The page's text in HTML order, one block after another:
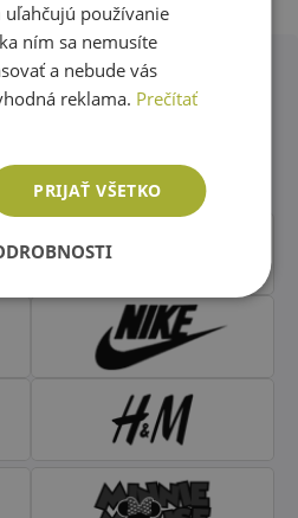
second hand
používanie
ním sa nemusíte
a nebude vás
reklama. Prečítať
PRIJAŤ VŠETKO